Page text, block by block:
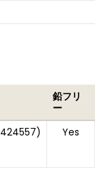
鉛フリ
ー
) Yes